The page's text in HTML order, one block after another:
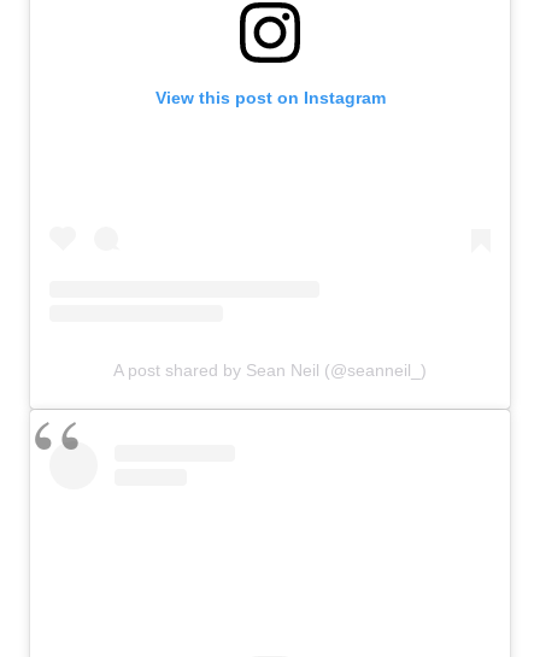
View this post on Instagram
A post shared by Sean Neil (@seanneil_)